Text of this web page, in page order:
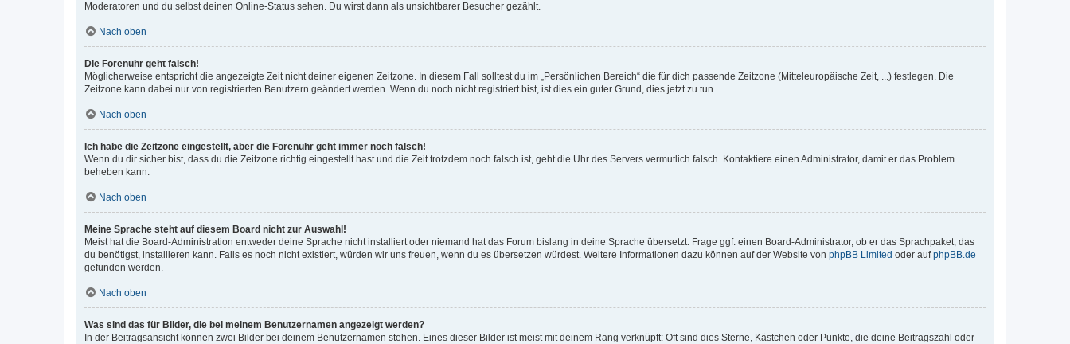
Moderatoren und du selbst deinen Online-Status sehen. Du wirst dann als unsichtbarer Besucher gezählt.
Nach oben
Die Forenuhr geht falsch!
Möglicherweise entspricht die angezeigte Zeit nicht deiner eigenen Zeitzone. In diesem Fall solltest du im „Persönlichen Bereich“ die für dich passende Zeitzone (Mitteleuropäische Zeit, ...) festlegen. Die
Zeitzone kann dabei nur von registrierten Benutzern geändert werden. Wenn du noch nicht registriert bist, ist dies ein guter Grund, dies jetzt zu tun.
Nach oben
Ich habe die Zeitzone eingestellt, aber die Forenuhr geht immer noch falsch!
Wenn du dir sicher bist, dass du die Zeitzone richtig eingestellt hast und die Zeit trotzdem noch falsch ist, geht die Uhr des Servers vermutlich falsch. Kontaktiere einen Administrator, damit er das Problem
beheben kann.
Nach oben
Meine Sprache steht auf diesem Board nicht zur Auswahl!
Meist hat die Board-Administration entweder deine Sprache nicht installiert oder niemand hat das Forum bislang in deine Sprache übersetzt. Frage ggf. einen Board-Administrator, ob er das Sprachpaket, das
du benötigst, installieren kann. Falls es noch nicht existiert, würden wir uns freuen, wenn du es übersetzen würdest. Weitere Informationen dazu können auf der Website von phpBB Limited oder aufphpBB.de
gefunden werden.
Nach oben
Was sind das für Bilder, die bei meinem Benutzernamen angezeigt werden?
In der Beitragsansicht können zwei Bilder bei deinem Benutzernamen stehen. Eines dieser Bilder ist meist mit deinem Rang verknüpft: Oft sind dies Sterne, Kästchen oder Punkte, die deine Beitragszahl oder